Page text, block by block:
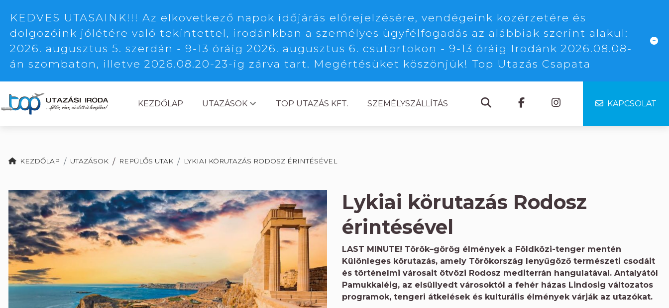
KEDVES UTASAINK!!! Az elkövetkező napok időjárás előrejelzésére, vendégeink közérzetére és
dolgozóink jólétére való tekintettel, irodánkban a személyes ügyfélfogadás az alábbiak szerint alakul:
2026. augusztus 5. szerdán - 9-13 óráig 2026. augusztus 6. csütörtökön - 9-13 óráig Irodánk 2026.08.08-
án szombaton, illetve 2026.08.20-23-ig zárva tart. Megértésüket köszönjük! Top Utazás Csapata
KEZDŐLAP UTAZÁSOK TOP UTAZÁS KFT. SZEMÉLYSZÁLLÍTÁS KAPCSOLAT
KEZDŐLAP UTAZÁSOK / REPÜLŐS UTAK LYKIAI KÖRUTAZÁS RODOSZ ÉRINTÉSÉVEL
Lykiai körutazás Rodosz
érintésével
LAST MINUTE! Török–görög élmények a Földközi-tenger mentén
Különleges körutazás, amely Törökország lenyűgöző természeti csodáit
és történelmi városait ötvözi Rodosz mediterrán hangulatával. Antalyától
Pamukkaléig, az elsüllyedt városoktól a fehér házas Lindosig változatos
programok, tengeri átkelések és kulturális élmények várják az utazókat.